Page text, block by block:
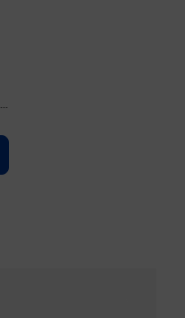
au panier